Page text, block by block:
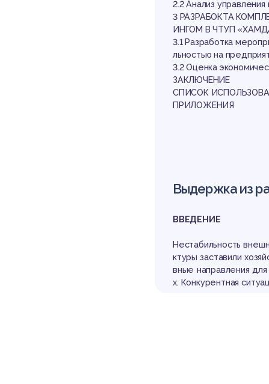
2.2 Анализ
3 РАЗРАБОКТА
ИНГОМ В ЧТУП
3.1 Разработка
льностью на
3.2 Оценка
ЗАКЛЮЧЕНИЕ
СПИСОК
ПРИЛОЖЕНИЯ
Выдержка из
ВВЕДЕНИЕ
Нестабильность
ктуры заставили
вные направления
х. Конкурентная
ц внешнего рынка и